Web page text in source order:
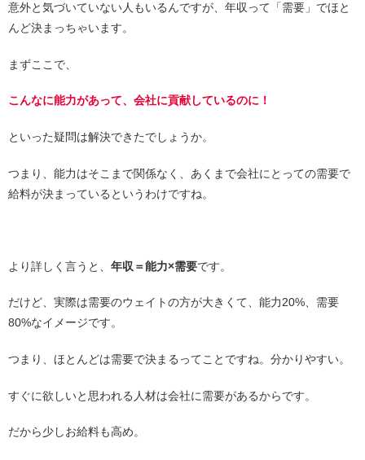
意外と気づいていない人もいるんですが、年収って「需要」でほと
んど決まっちゃいます。
まずここで、
こんなに能力があって、会社に貢献しているのに！
といった疑問は解決できたでしょうか。
つまり、能力はそこまで関係なく、あくまで会社にとっての需要で
給料が決まっているというわけですね。
より詳しく言うと、 年収＝能力×需要です。
だけど、実際は需要のウェイトの方が大きくて、能力20%、需要
80%なイメージです。
つまり、ほとんどは需要で決まるってことですね。分かりやすい。
すぐに欲しいと思われる人材は会社に需要があるからです。
だから少しお給料も高め。